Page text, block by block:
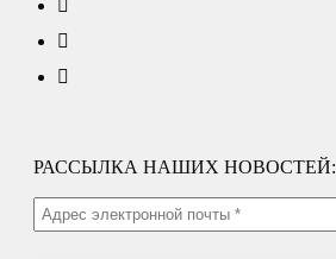
РАССЫЛКА НАШИХ НОВОСТЕЙ: